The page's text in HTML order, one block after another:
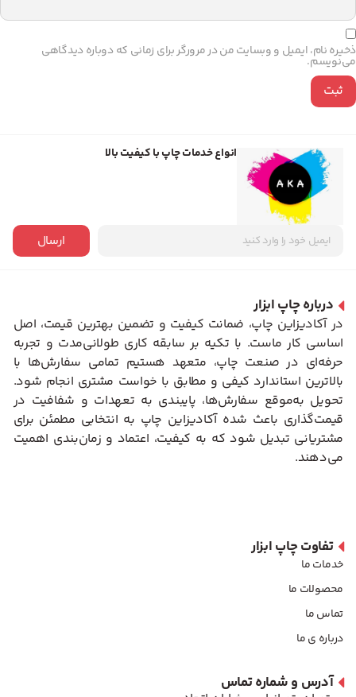
ذخیره نام، ایمیل و وبسایت من در مرورگر برای زمانی که دوباره دیدگاهی
می‌نویسم.
انواع خدمات چاپ با کیفیت بالا
ارسال
درباره چاپ ابزار
در آکادیزاین چاپ، ضمانت کیفیت و تضمین بهترین قیمت، اصل
اساسی کار ماست. با تکیه بر سابقه کاری طولانی‌مدت و تجربه
حرفه‌ای در صنعت چاپ، متعهد هستیم تمامی سفارش‌ها با
بالاترین استاندارد کیفی و مطابق با خواست مشتری انجام شود.
تحویل به‌موقع سفارش‌ها، پایبندی به تعهدات و شفافیت در
قیمت‌گذاری باعث شده آکادیزاین چاپ به انتخابی مطمئن برای
مشتریانی تبدیل شود که به کیفیت، اعتماد و زمان‌بندی اهمیت
می‌دهند.
تفاوت چاپ ابزار
خدمات ما
محصولات ما
تماس ما
درباره ی ما
آدرس و شماره تماس